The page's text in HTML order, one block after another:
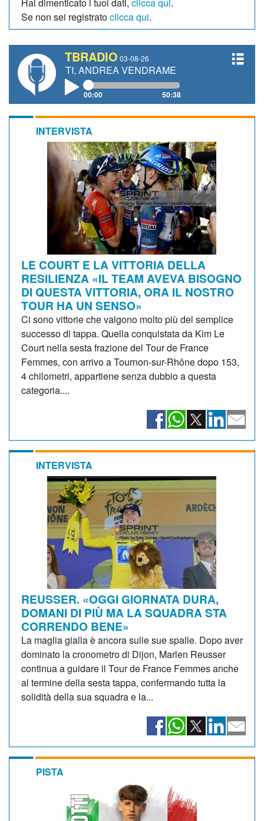
Se non sei registratoclicca qui.
TBRADIO 03-08-26
ANDREA VENDRAME, FILIPPO FIORELLI
00:00 50:38
INTERVISTA
LE COURT E LA VITTORIA DELLA
RESILIENZA «IL TEAM AVEVA BISOGNO
DI QUESTA VITTORIA, ORA IL NOSTRO
TOUR HA UN SENSO»
Ci sono vittorie che valgono molto più del semplice
successo di tappa. Quella conquistata da Kim Le
Court nella sesta frazione del Tour de France
Femmes, con arrivo a Tournon-sur-Rhône dopo 153,
4 chilometri, appartiene senza dubbio a questa
categoria....
INTERVISTA
REUSSER. «OGGI GIORNATA DURA,
DOMANI DI PIÙ MA LA SQUADRA STA
CORRENDO BENE»
La maglia gialla è ancora sulle sue spalle. Dopo aver
dominato la cronometro di Dijon, Marlen Reusser
continua a guidare il Tour de France Femmes anche
al termine della sesta tappa, confermando tutta la
solidità della sua squadra e la...
PISTA